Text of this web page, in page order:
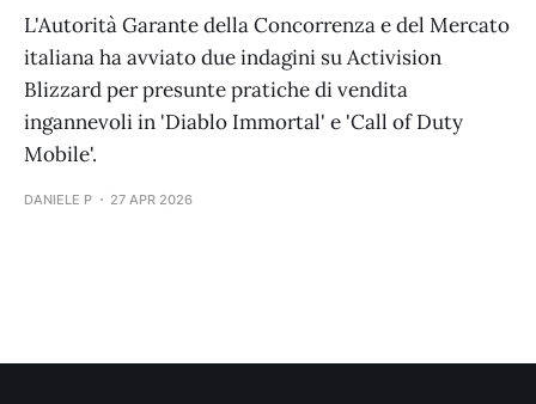
L'Autorità Garante della Concorrenza e del Mercato
italiana ha avviato due indagini su Activision
Blizzard per presunte pratiche di vendita
ingannevoli in 'Diablo Immortal' e 'Call of Duty
Mobile'.
DANIELE P 27 APR 2026